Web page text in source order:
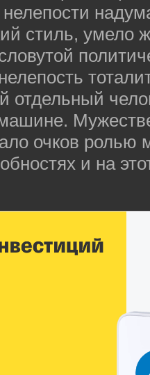
стиль, умело
отдельный
очков ролью
и на